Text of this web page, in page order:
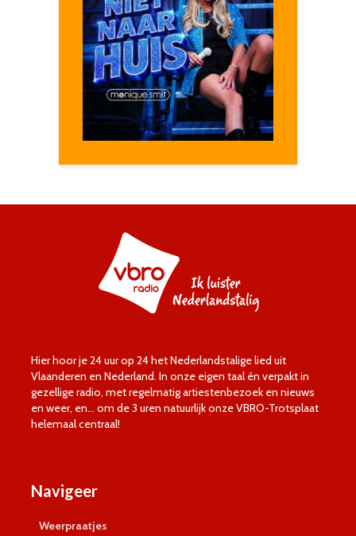
Hier hoor je 24 uur op 24 het Nederlandstalige lied uit
Vlaanderen en Nederland. In onze eigen taal én verpakt in
gezellige radio, met regelmatig artiestenbezoek en nieuws
en weer, en… om de 3 uren natuurlijk onze VBRO-Trotsplaat
helemaal centraal!
Navigeer
Weerpraatjes